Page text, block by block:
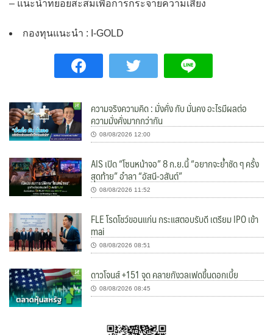
– แนะนำทยอยสะสมเพื่อการกระจายความเสี่ยง
กองทุนแนะนำ : I-GOLD
ความจริงความคิด : มั่งคั่ง กับ มั่นคง อะไรมีผลต่อ
ความมั่งคั่งมากกว่ากัน
08/08/2026 12:00
AIS เปิด “โซนหน้าจอ” 8 ก.ย.นี้ “อยากจะย้ำชัด ๆ ครั้ง
สุดท้าย” อำลา “อัสนี-วสันต์”
08/08/2026 11:52
FLE โรดโชว์ขอนแก่น กระแสตอบรับดี เตรียม IPO เข้า
mai
08/08/2026 08:51
ดาวโจนส์ +151 จุด คลายกังวลเฟดขึ้นดอกเบี้ย
08/08/2026 08:45